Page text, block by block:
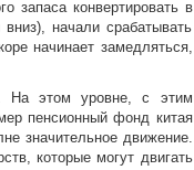
запаса конвертировать в
начали срабатывать
начинает замедляться,
На этом уровне, с этим
пенсионный фонд китая
значительное движение.
которые могут двигать